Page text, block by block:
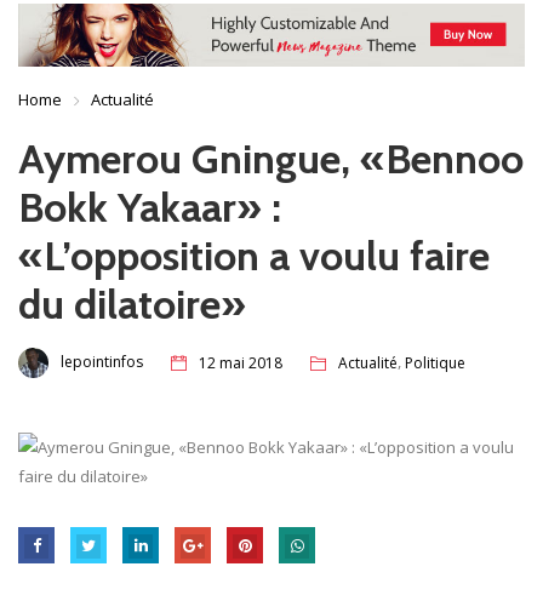
Home Actualité
Aymerou Gningue, «Bennoo
Bokk Yakaar» :
«L’opposition a voulu faire
du dilatoire»
lepointinfos 12 mai 2018 Actualité,Politique